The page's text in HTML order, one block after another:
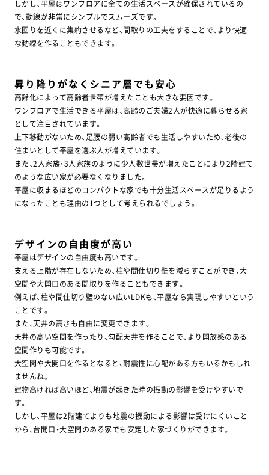
しかし、平屋はワンフロアに全ての生活スペースが確保されているの
で、動線が非常にシンプルでスムーズです。
水回りを近くに集約させるなど、間取りの工夫をすることで、より快適
な動線を作ることもできます。
昇り降りがなくシニア層でも安心
高齢化によって高齢者世帯が増えたことも大きな要因です。
ワンフロアで生活できる平屋は、高齢のご夫婦2人が快適に暮らせる家
として注目されています。
上下移動がないため、足腰の弱い高齢者でも生活しやすいため、老後の
住まいとして平屋を選ぶ人が増えています。
また、2人家族・3人家族のように少人数世帯が増えたことにより2階建て
のような広い家が必要なくなりました。
平屋に収まるほどのコンパクトな家でも十分生活スペースが足りるよう
になったことも理由の1つとして考えられるでしょう。
デザインの自由度が高い
平屋はデザインの自由度も高いです。
支える上階が存在しないため、柱や間仕切り壁を減らすことができ、大
空間や大開口のある間取りを作ることもできます。
例えば、柱や間仕切り壁のない広いLDKも、平屋なら実現しやすいという
ことです。
また、天井の高さも自由に変更できます。
天井の高い空間を作ったり、勾配天井を作ることで、より開放感のある
空間作りも可能です。
大空間や大開口を作るとなると、耐震性に心配がある方もいるかもしれ
ませんね。
建物高ければ高いほど、地震が起きた時の振動の影響を受けやすいで
す。
しかし、平屋は2階建てよりも地震の振動による影響は受けにくいこと
から、台開口・大空間のある家でも安定した家づくりができます。